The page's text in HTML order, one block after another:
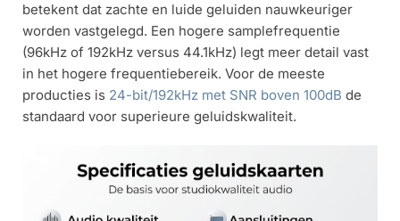
betekent dat zachte en luide geluiden nauwkeuriger
worden vastgelegd. Een hogere samplefrequentie
(96kHz of 192kHz versus 44.1kHz) legt meer detail vast
in het hogere frequentiebereik. Voor de meeste
producties is 24-bit/192kHz met SNR boven 100dB de
standaard voor superieure geluidskwaliteit.